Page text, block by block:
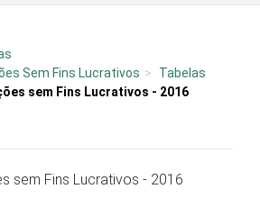
Sem Fins Lucrativos
Tabelas
sem Fins Lucrativos - 2016
sem Fins Lucrativos - 2016